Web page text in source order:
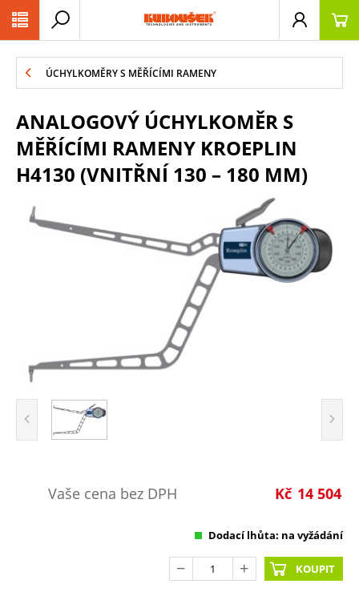
ÚCHYLKOMĚRY S MĚŘÍCÍMI RAMENY
ANALOGOVÝ ÚCHYLKOMĚR S
MĚŘÍCÍMI RAMENY KROEPLIN
H4130 (VNITŘNÍ 130 – 180 MM)
Vaše cena bez DPH 14 504
Kč
Dodací lhůta: na vyžádání
KOUPIT